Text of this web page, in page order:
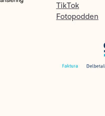
TikTok
Fotopodden